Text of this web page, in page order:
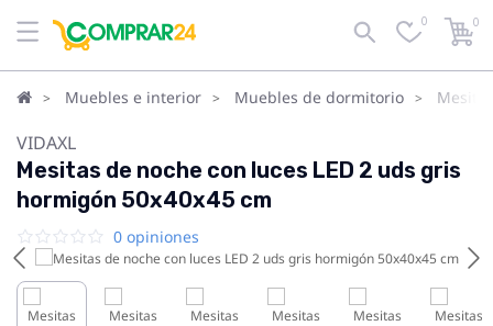
0 0
Muebles e interior Muebles de dormitorio
VIDAXL
Mesitas de noche con luces LED 2 uds gris
hormigón 50x40x45 cm
0 opiniones